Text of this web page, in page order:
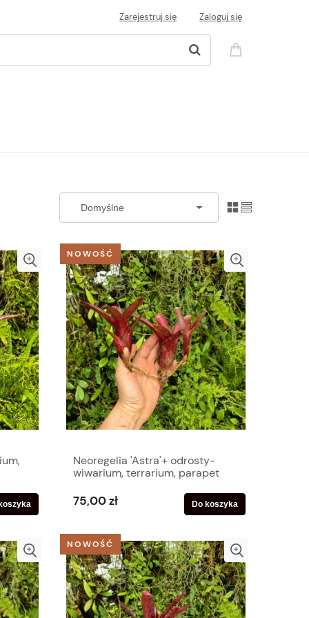
Zarejestruj się Zaloguj się
Neoregelia 'Astra'+ odrosty-
wiwarium, terrarium, parapet
75,00 zł Do koszyka
NOWOŚĆ
NOWOŚĆ